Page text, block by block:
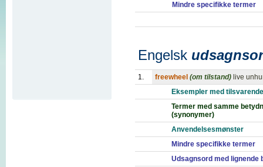
Mindre specifikke termer
Engelsk
1. freewheel (om tilstand) live
Eksempler med
Termer med samme
(synonymer)
Anvendelsesmønster
Mindre specifikke termer
Udsagnsord med lignende